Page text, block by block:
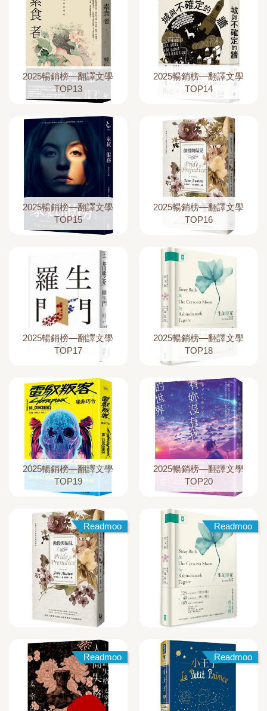
2025暢銷榜—翻譯文學
TOP13
2025暢銷榜—翻譯文學
TOP14
2025暢銷榜—翻譯文學
TOP15
2025暢銷榜—翻譯文學
TOP16
2025暢銷榜—翻譯文學
TOP17
2025暢銷榜—翻譯文學
TOP18
2025暢銷榜—翻譯文學
TOP19
2025暢銷榜—翻譯文學
TOP20
Readmoo Readmoo
Readmoo Readmoo